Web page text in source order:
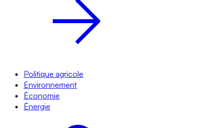
Politique agricole
Environnement
Économie
Énergie